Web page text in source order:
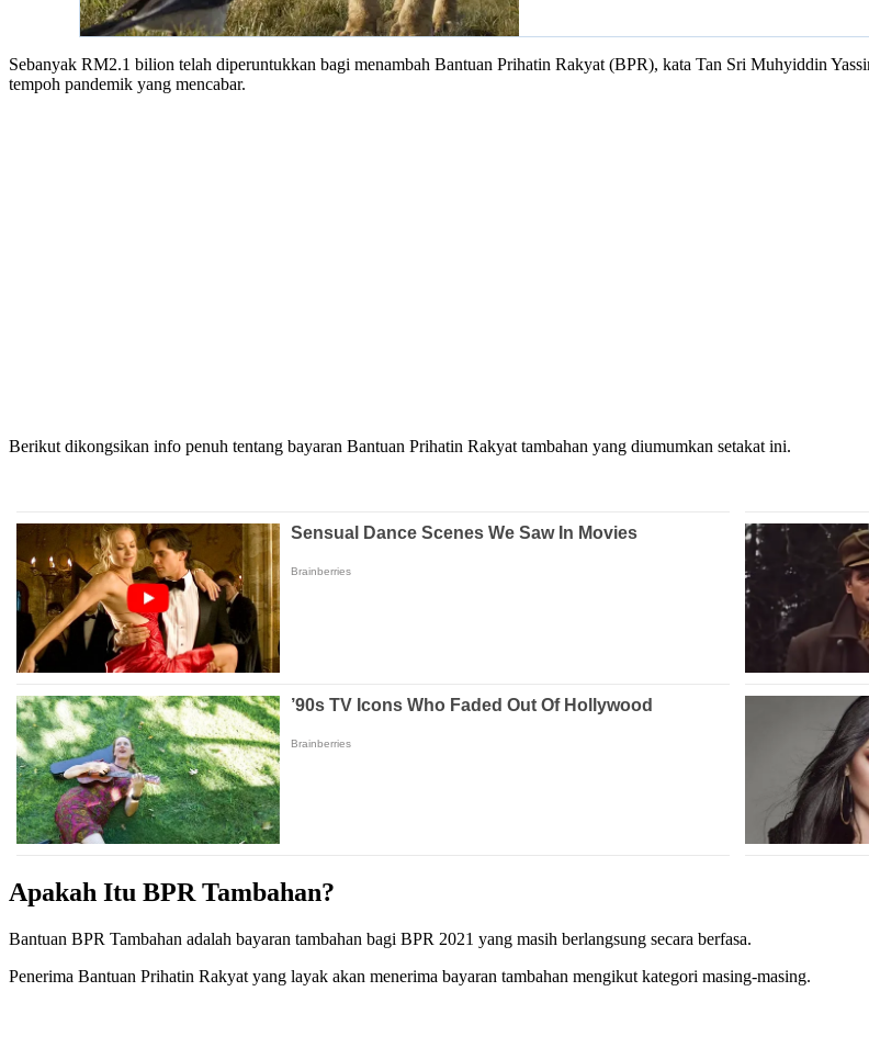
Sebanyak RM2.1 bilion telah diperuntukkan bagi menambah Bantuan Prihatin Rakyat (BPR), kata Tan Sri Muhyiddin
tempoh pandemik yang mencabar.
Berikut dikongsikan info penuh tentang bayaran Bantuan Prihatin Rakyat tambahan yang diumumkan setakat ini.
Apakah Itu BPR Tambahan?
Bantuan BPR Tambahan adalah bayaran tambahan bagi BPR 2021 yang masih berlangsung secara berfasa.
Penerima Bantuan Prihatin Rakyat yang layak akan menerima bayaran tambahan mengikut kategori masing-masing.